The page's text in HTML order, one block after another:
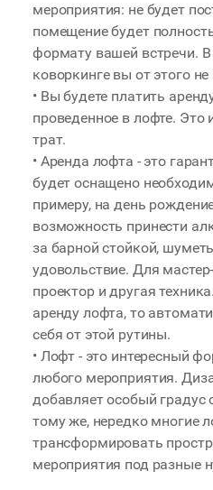
мероприятия: не будет
помещение будет
формату вашей встречи. В
коворкинге вы от этого
• Вы будете платить
проведенное в лофте. Это
трат.
• Аренда лофта - это
будет оснащено
примеру, на день
возможность принести
за барной стойкой,
удовольствие. Для
проектор и другая
аренду лофта, то
себя от этой рутины.
• Лофт - это интересный
любого мероприятия.
добавляет особый
тому же, нередко многие
трансформировать
мероприятия под разные